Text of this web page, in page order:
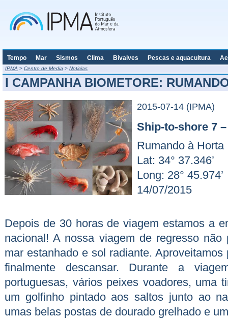
Tempo Mar Sismos Clima Bivalves Pescas e aquacultura
IPMA > Centro de Media > Noticias
I CAMPANHA BIOMETORE:
2015-07-14 (IPMA)
Ship-to-shore 7
Rumando à Horta
Lat: 34° 37.346’
Long: 28° 45.974’
14/07/2015
Depois de 30 horas de viagem estamos a
nacional! A nossa viagem de regresso
mar estanhado e sol radiante.
finalmente descansar. Durante a
portuguesas, vários peixes voadores, uma
um golfinho pintado aos saltos junto ao
umas belas postas de dourado grelhado e